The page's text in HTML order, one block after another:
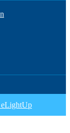
eLightUp